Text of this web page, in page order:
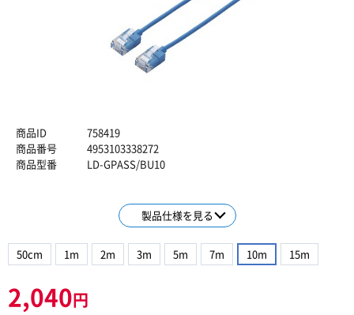
商品ID
758419
商品番号
4953103338272
商品型番
LD-GPASS/BU10
製品仕様を見る
50cm 1m 2m 3m 5m 7m 10m 15m
2,040円